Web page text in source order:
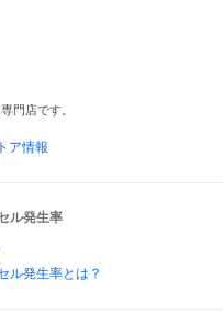
門店です。
ア情報
ル発生率
ル発生率とは？